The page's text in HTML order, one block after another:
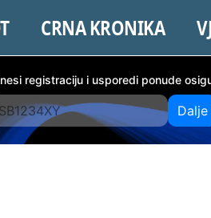
CRNA KRONIKA
registraciju i usporedi ponude
Dalje